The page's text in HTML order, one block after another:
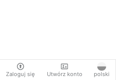
Zaloguj się Utwórz konto polski